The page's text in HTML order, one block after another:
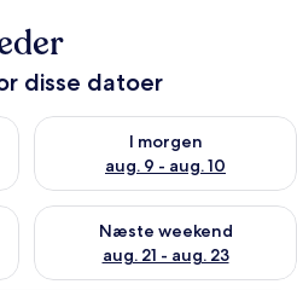
disse datoer
aug. 8 - aug. 9
I morgen
aug. 9 - aug. 10
Tjek tilgængelighed for i
aug. 14 - aug. 16
Næste weekend
aug. 21 - aug. 23
Tjek tilgængelighed for næste